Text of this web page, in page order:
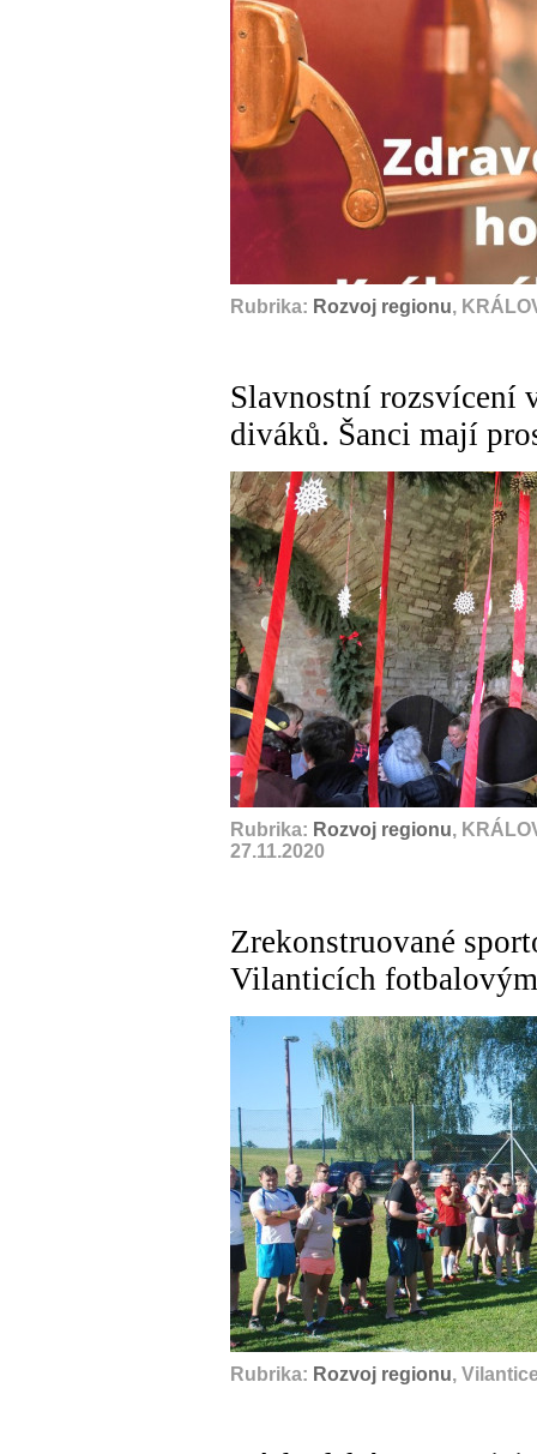
Rubrika: Rozvoj regionu,
Slavnostní rozsvícení
diváků. Šanci mají
Rubrika: Rozvoj regionu,
27.11.2020
Zrekonstruované
Vilanticích
Rubrika: Rozvoj regionu,